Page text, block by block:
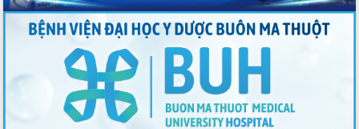
Nâng cao hiệu lực, hiệu quả HĐND
tỉnh thông qua hiện đại hóa hành chính
Xã Ea Phê gắn cải cách hành chính với
chuyển đổi số
Phó Chủ tịch Thường trực UBND tỉnh
Hồ Thị Nguyên Thảo làm việc tại Trung
tâm Phục vụ hành chính công xã Ea